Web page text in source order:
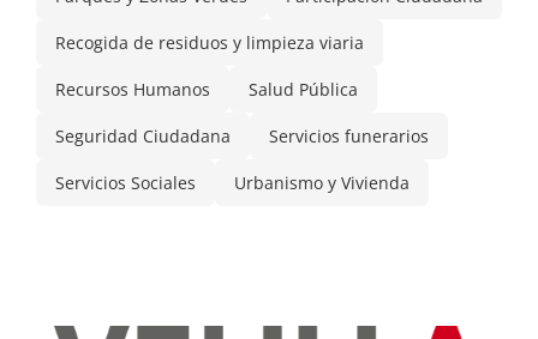
Recogida de residuos y limpieza viaria
Recursos Humanos Salud Pública
Seguridad Ciudadana Servicios funerarios
Servicios Sociales Urbanismo y Vivienda